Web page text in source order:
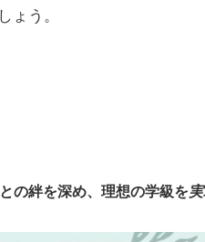
ょう。
の絆を深め、理想の学級を